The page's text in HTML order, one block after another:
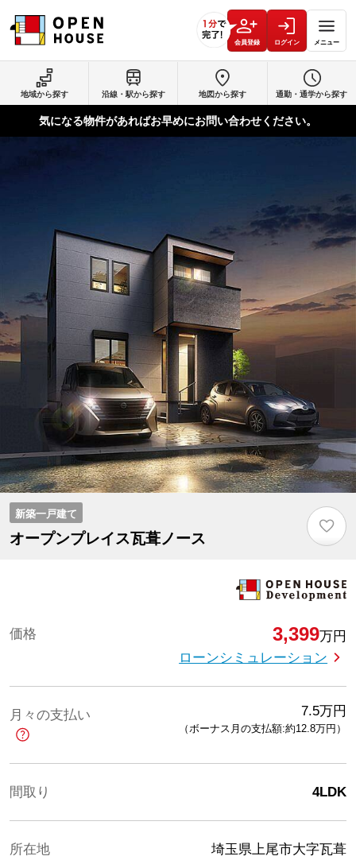
会員登録 ログイン メニュー
地域から探す 沿線・駅から探す 地図から探す 通勤・通学から探す
気になる物件があればお早めにお問い合わせください。
新築一戸建て
オープンプレイス瓦葺ノース
♡
価格 3,399万円
ローンシミュレーション
月々の支払い 7.5万円
（ボーナス月の支払額:約12.8万円 ）
間取り 4LDK
所在地 埼玉県上尾市大字瓦葺